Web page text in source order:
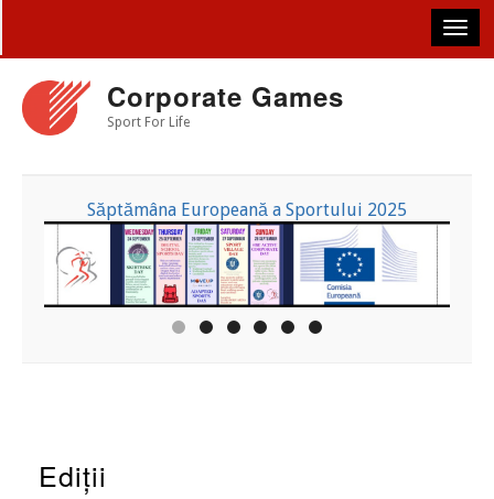
main
content
Corporate Games
Sport For Life
Săptămâna Europeană a Sportului 2025
Ediții